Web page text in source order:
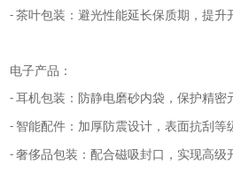
-茶叶包装：避光性能延长保质期，提升
电子产品：
-耳机包装：防静电磨砂内袋，保护精密
- 智能配件：加厚防震设计，表面抗刮等
-奢侈品包装：配合磁吸封口，实现高级